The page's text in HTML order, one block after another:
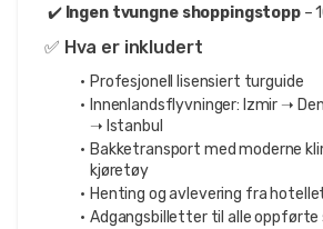
✔️ Ingen tvungne shoppingstopp –
✅ Hva er inkludert
Profesjonell lisensiert turguide
Innenlandsflyvninger: Izmir ➝
➝ Istanbul
Bakketransport med moderne
kjøretøy
Henting og avlevering fra
Adgangsbilletter til alle oppførte